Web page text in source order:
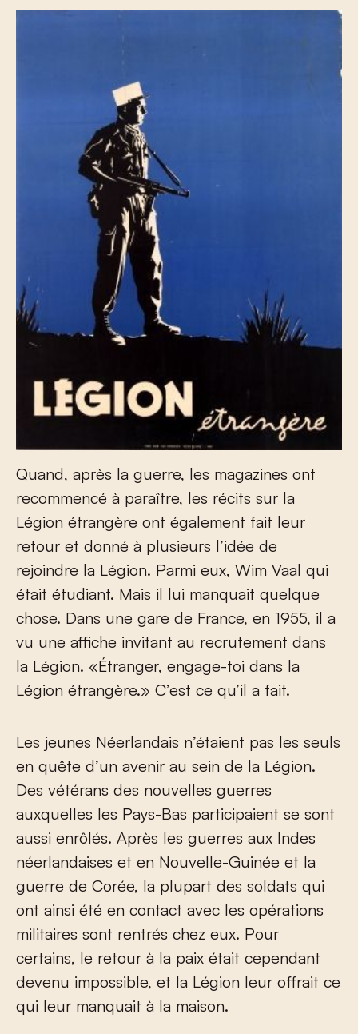
Quand, après la guerre, les magazines ont
recommencé à paraître, les récits sur la
Légion étrangère ont également fait leur
retour et donné à plusieurs l’idée de
rejoindre la Légion. Parmi eux, Wim Vaal qui
était étudiant. Mais il lui manquait quelque
chose. Dans une gare de France, en 1955, il a
vu une affiche invitant au recrutement dans
la Légion. «Étranger, engage-toi dans la
Légion étrangère.» C’est ce qu’il a fait.
Les jeunes Néerlandais n’étaient pas les seuls
en quête d’un avenir au sein de la Légion.
Des vétérans des nouvelles guerres
auxquelles les Pays-Bas participaient se sont
aussi enrôlés. Après les guerres aux Indes
néerlandaises et en Nouvelle-Guinée et la
guerre de Corée, la plupart des soldats qui
ont ainsi été en contact avec les opérations
militaires sont rentrés chez eux. Pour
certains, le retour à la paix était cependant
devenu impossible, et la Légion leur offrait ce
qui leur manquait à la maison.